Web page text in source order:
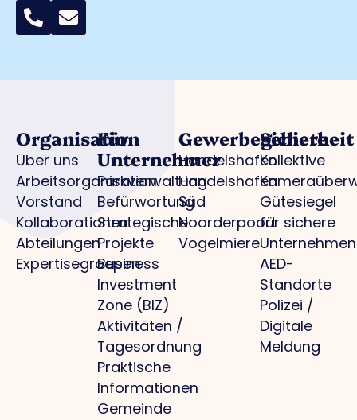
Organisation
Über uns
Arbeitsorganisation
Vorstand
Kollaborationen
Abteilungen
Expertisegroepen
Für
Unternehmer
Parkverwaltung
Befürwortung
Strategische
Projekte
Business
Investment
Zone (BIZ)
Aktivitäten /
Tagesordnung
Praktische
Informationen
Gemeinde
Gewerbegebiete
Handelshafen
Handelshafen
Süd
Noorderpoort
Vogelmiere
Sicherheit
Kollektive
Gütesiegel
für sichere
Unternehmen
AED-
Standorte
Polizei /
Digitale
Meldung